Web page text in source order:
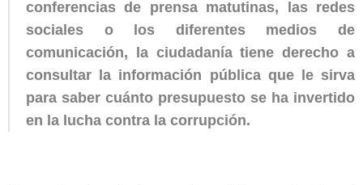
conferencias de prensa matutinas, las redes
sociales o los diferentes medios de
comunicación, la ciudadanía tiene derecho a
consultar la información pública que le sirva
para saber cuánto presupuesto se ha invertido
en la lucha contra la corrupción.